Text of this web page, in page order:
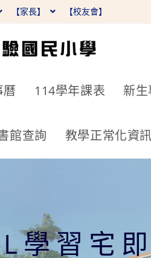
【家長】 【校友會】
曆 114學年課表 新
館查詢 教學正常化資訊
學習宅